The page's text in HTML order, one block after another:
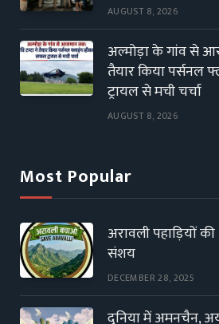
AUGUST 8, 2026
अल्मोड़ा के गांव से
तैयार किया पर्सनल
ट्रायल से मची चर्चा
AUGUST 8, 2026
Most Popular
अरावली पहाड़ियों
संशय
DECEMBER 28, 2025
दुनिया में अमनचैन,